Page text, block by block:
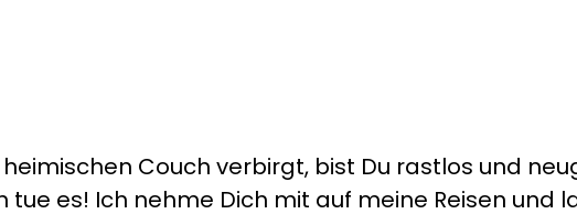
Couch verbirgt, bist Du rastlos und
es! Ich nehme Dich mit auf meine Reisen und